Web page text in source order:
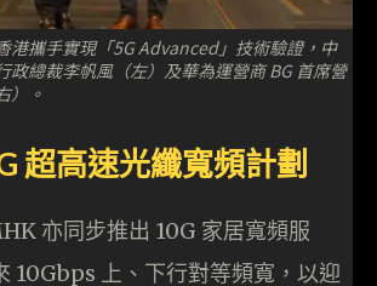
港攜手實現「5G Advanced」技術驗證，中
政總裁李帆風（左）及華為運營商 BG 首席營
）。
超高速光纖寬頻計劃
亦同步推出 10G 家居寬頻服
10Gbps 上、下行對等頻寬，以迎